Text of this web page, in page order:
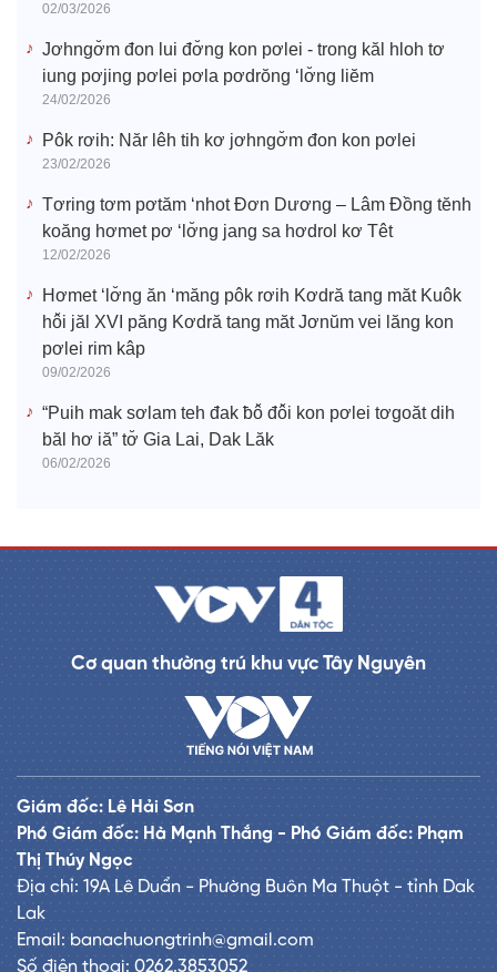
02/03/2026
Jơhngơ̆m đon lui đơ̆ng kon pơlei - trong kăl hloh tơ
iung pơjing pơlei pơla pơdrŏng ‘lơ̆ng liĕm
24/02/2026
Pôk rơih: Năr lêh tih kơ jơhngơ̆m đon kon pơlei
23/02/2026
Tơring tơm pơtăm ‘nhot Đơn Dương – Lâm Đồng tĕnh
koăng hơmet pơ ‘lơ̆ng jang sa hơdrol kơ Têt
12/02/2026
Hơmet ‘lơ̆ng ăn ‘măng pôk rơih Kơdră tang măt Kuôk
hô̆i jăl XVI păng Kơdră tang măt Jơnŭm vei lăng kon
pơlei rim kâp
09/02/2026
“Puih mak sơlam teh đak ƀô̆ đô̆i kon pơlei tơgoăt dih
băl hơ iă” tơ̆ Gia Lai, Dak Lăk
06/02/2026
Cơ quan thường trú khu vực Tây Nguyên
Giám đốc: Lê Hải Sơn
Phó Giám đốc: Hà Mạnh Thắng - Phó Giám đốc: Phạm
Thị Thúy Ngọc
Địa chỉ: 19A Lê Duẩn - Phường Buôn Ma Thuột - tỉnh Dak
Lak
Email: banachuongtrinh@gmail.com
Số điện thoại: 0262.3853052